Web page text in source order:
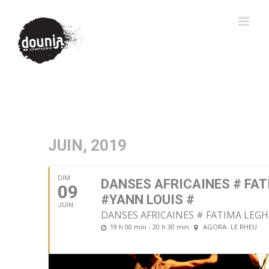
JUIN, 2019
DIM
09
JUIN
DANSES AFRICAINES #
#YANN LOUIS #
DANSES AFRICAINES # FATIMA
19 h 00 min - 20 h 30 min AGORA- LE RHEU